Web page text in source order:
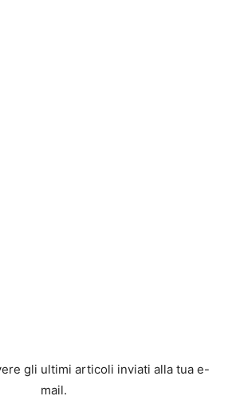
gli ultimi articoli inviati alla tua e-
mail.